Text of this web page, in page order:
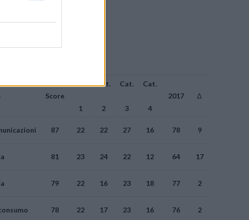
Score
Cat.
1
Cat.
2
Cat.
3
Cat.
4
2017 ∆
87 22 22 27 16 78 9
81 23 24 22 12 64 17
79 22 16 23 18 77 2
78 22 17 23 16 76 2